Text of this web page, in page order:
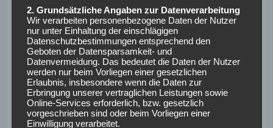
Klare Verhältnisse?
Beim Auftakt des 14. Spieltags in der Bundesliga scheinen
die Positionen klar verteilt zu sein: RB Leipzig ist Favorit,
der 1. FC Union Berlin muss sich mit der Außenseiterrolle
begnügen. Jedoch zeigt die Vergangenheit, dass bei
Spielen der beiden Mannschaften in der 1. Liga sehr
2. Grundsätzliche Angaben zur Datenverarbeitung
Wir verarbeiten personenbezogene Daten der Nutzer
nur unter Einhaltung der einschlägigen
Datenschutzbestimmungen entsprechend den
Geboten der Datensparsamkeit- und
Datenvermeidung. Das bedeutet die Daten der Nutzer
werden nur beim Vorliegen einer gesetzlichen
Erlaubnis, insbesondere wenn die Daten zur
Erbringung unserer vertraglichen Leistungen sowie
Online-Services erforderlich, bzw. gesetzlich
vorgeschrieben sind oder beim Vorliegen einer
Einwilligung verarbeitet.